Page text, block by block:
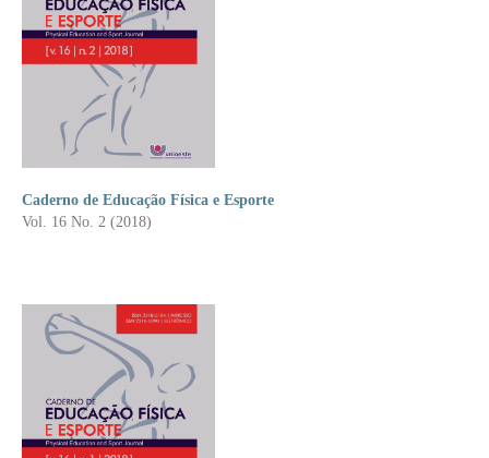
Caderno de Educação Física e Esporte
Vol. 16 No. 2 (2018)